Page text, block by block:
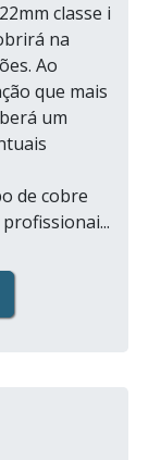
classe i
na
Ao
que mais
um
de cobre